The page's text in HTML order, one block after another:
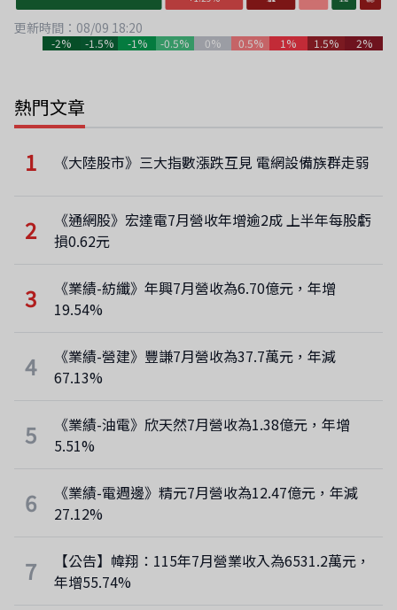
更新時間：08/09 18:20
2%
1.5%
1%
0.5%
0%
-0.5%
-1%
-1.5%
-2%
熱門文章
1 《大陸股市》三大指數漲跌互見 電網設備族群走弱
2
《通網股》宏達電7月營收年增逾2成 上半年每股虧
損0.62元
3
《業績-紡纖》年興7月營收為6.70億元，年增
19.54%
4
《業績-營建》豐謙7月營收為37.7萬元，年減
67.13%
5
《業績-油電》欣天然7月營收為1.38億元，年增
5.51%
6
《業績-電週邊》精元7月營收為12.47億元，年減
27.12%
7
【公告】幃翔：115年7月營業收入為6531.2萬元，
年增55.74%